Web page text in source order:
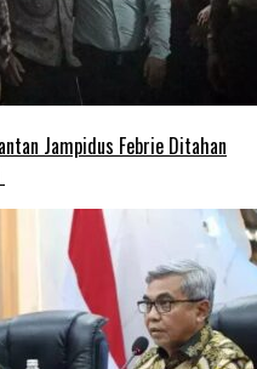
Jampidus Febrie Ditahan